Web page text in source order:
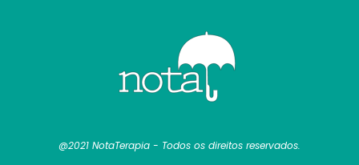
@2021 NotaTerapia - Todos os direitos reservados.